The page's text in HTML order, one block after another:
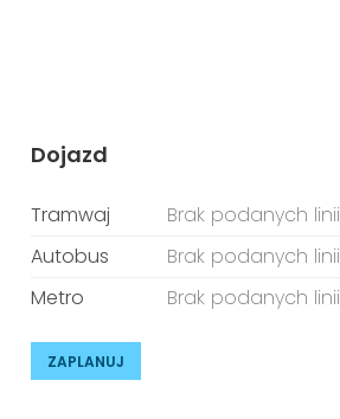
Dojazd
Tramwaj
Brak podanych linii
Autobus
Brak podanych linii
Metro
Brak podanych linii
ZAPLANUJ